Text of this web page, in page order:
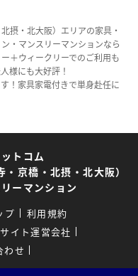
摂・北大阪）エリアの家具・
・マンスリーマンションなら
＋ウィークリーでのご利用も
様にも大好評！
！家具家電付きで単身赴任に
トコム
京橋・北摂・北大阪）
ーマンション
プ
利用規約
サイト運営会社
わせ